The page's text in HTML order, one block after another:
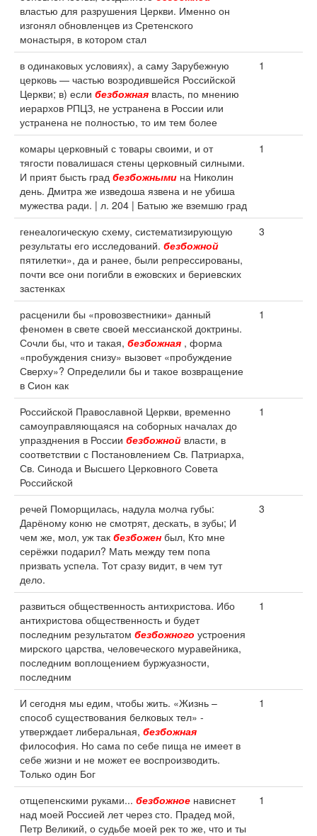
властью для разрушения Церкви. Именно он
изгонял обновленцев из Сретенского
монастыря, в котором стал
в одинаковых условиях), а саму Зарубежную
церковь — частью возродившейся Российской
Церкви; в) если безбожная власть, по мнению
иерархов РПЦЗ, не устранена в России или
устранена не полностью, то им тем более
1
комары церковный с товары своими, и от
тягости повалишася стены церковный силными.
И прият бысть град безбожными на Николин
день. Дмитра же изведоша язвена и не убиша
мужества ради. | л. 204 | Батыю же вземшю град
1
генеалогическую схему, систематизирующую
результаты его исследований. безбожной
пятилетки», да и ранее, были репрессированы,
почти все они погибли в ежовских и бериевских
застенках
3
расценили бы «провозвестники» данный
феномен в свете своей мессианской доктрины.
Сочли бы, что и такая, безбожная , форма
«пробуждения снизу» вызовет «пробуждение
Сверху»? Определили бы и такое возвращение
в Сион как
1
Российской Православной Церкви, временно
самоуправляющаяся на соборных началах до
упразднения в России безбожной власти, в
соответствии с Постановлением Св. Патриарха,
Св. Синода и Высшего Церковного Совета
Российской
1
речей Поморщилась, надула молча губы:
Дарёному коню не смотрят, дескать, в зубы; И
чем же, мол, уж так безбожен был, Кто мне
серёжки подарил? Мать между тем попа
призвать успела. Тот сразу видит, в чем тут
дело.
3
развиться общественность антихристова. Ибо
антихристова общественность и будет
последним результатом безбожного устроения
мирского царства, человеческого муравейника,
последним воплощением буржуазности,
последним
1
И сегодня мы едим, чтобы жить. «Жизнь –
способ существования белковых тел» -
утверждает либеральная, безбожная
философия. Но сама по себе пища не имеет в
себе жизни и не может ее воспроизводить.
Только один Бог
1
отщепенскими руками... безбожное нависнет
над моей Россией лет через сто. Прадед мой,
Петр Великий, о судьбе моей рек то же, что и ты
1